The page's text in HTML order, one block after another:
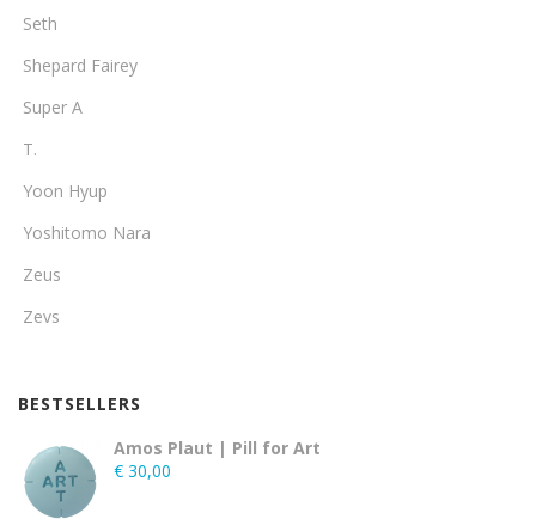
Seth
Shepard Fairey
Super A
T.
Yoon Hyup
Yoshitomo Nara
Zeus
Zevs
BESTSELLERS
Amos Plaut | Pill for Art
€ 30,00